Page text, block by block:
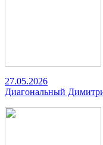
27.05.2026
Диагональный